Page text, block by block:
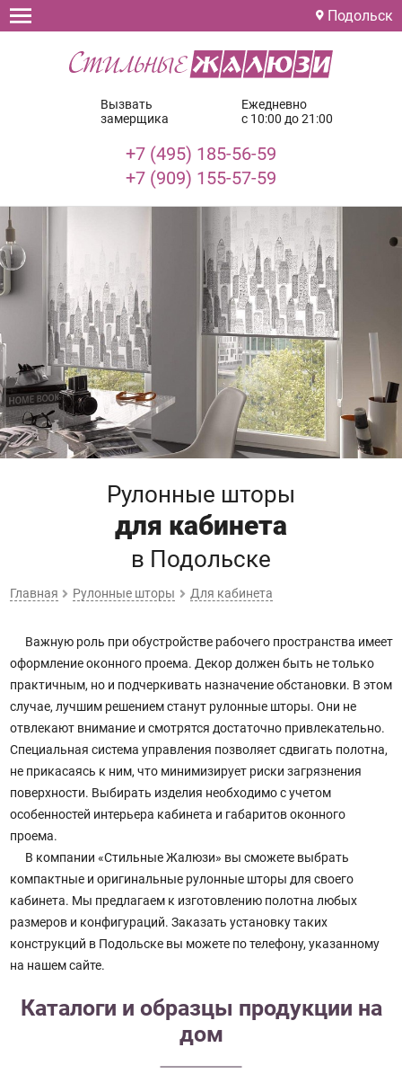
Подольск
Вызвать
замерщика
Ежедневно
с 10:00 до 21:00
+7 (495) 185-56-59
+7 (909) 155-57-59
Рулонные шторы
для кабинета
в Подольске
Главная Рулонные шторы Для кабинета
Важную роль при обустройстве рабочего пространства имеет
оформление оконного проема. Декор должен быть не только
практичным, но и подчеркивать назначение обстановки. В этом
случае, лучшим решением станут рулонные шторы. Они не
отвлекают внимание и смотрятся достаточно привлекательно.
Специальная система управления позволяет сдвигать полотна,
не прикасаясь к ним, что минимизирует риски загрязнения
поверхности. Выбирать изделия необходимо с учетом
особенностей интерьера кабинета и габаритов оконного
проема.
В компании «Стильные Жалюзи» вы сможете выбрать
компактные и оригинальные рулонные шторы для своего
кабинета. Мы предлагаем к изготовлению полотна любых
размеров и конфигураций. Заказать установку таких
конструкций в Подольске вы можете по телефону, указанному
на нашем сайте.
Каталоги и образцы продукции на
дом